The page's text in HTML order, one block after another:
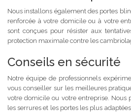
Nous installons également des portes
renforcée à votre domicile ou à votre
sont conçues pour résister aux
protection maximale contre les
Conseils en sécurité
Notre équipe de professionnels
vous conseiller sur les meilleures
votre domicile ou votre entreprise. Nous
les serrures et les portes les plus